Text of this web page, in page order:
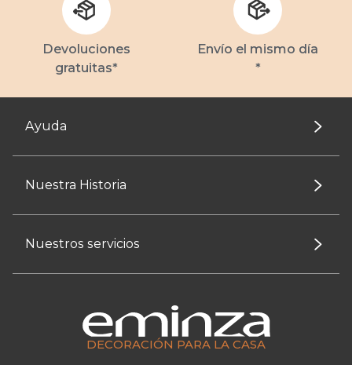
Devoluciones
gratuitas*
Envío el mismo día
*
Ayuda
Nuestra Historia
Nuestros servicios
DECORACIÓN PARA LA CASA